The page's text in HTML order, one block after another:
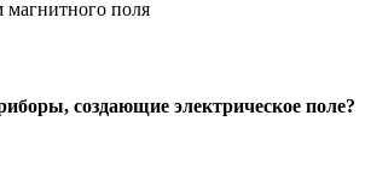
магнитного поля
создающие электрическое поле?